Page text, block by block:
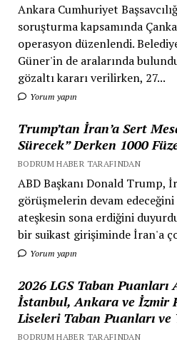
Ankara Cumhuriyet
soruşturma kapsamında
operasyon düzenlendi.
Güner'in de aralarında
gözaltı kararı verilirken, 27...
Yorum yapın
Trump’tan İran’a Sert
Sürecek” Derken 1000
BODRUM HABER TARAFINDAN
ABD Başkanı Donald Trump,
görüşmelerin devam
ateşkesin sona erdiğini
bir suikast girişiminde İran'a
Yorum yapın
2026 LGS Taban Puanları
İstanbul, Ankara ve İzmir
Liseleri Taban Puanları
BODRUM HABER TARAFINDAN